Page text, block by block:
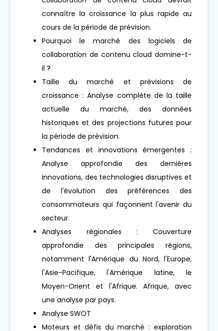
connaître la croissance la plus rapide au
cours de la période de prévision.
Pourquoi le marché des logiciels de
collaboration de contenu cloud domine-t-
il ?
Taille du marché et prévisions de
croissance : Analyse complète de la taille
actuelle du marché, des données
historiques et des projections futures pour
la période de prévision.
Tendances et innovations émergentes :
Analyse approfondie des dernières
innovations, des technologies disruptives et
de l'évolution des préférences des
consommateurs qui façonnent l'avenir du
secteur.
Analyses régionales : Couverture
approfondie des principales régions,
notamment l'Amérique du Nord, l'Europe,
l'Asie-Pacifique, l'Amérique latine, le
Moyen-Orient et l'Afrique. Afrique, avec
une analyse par pays.
Analyse SWOT
Moteurs et défis du marché : exploration